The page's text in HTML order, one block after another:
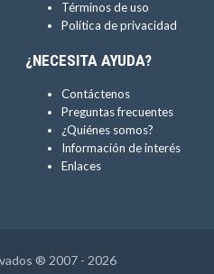
Términos de uso
Política de privacidad
¿NECESITA AYUDA?
Contáctenos
Preguntas frecuentes
¿Quiénes somos?
Información de interés
Enlaces
® 2007 - 2026